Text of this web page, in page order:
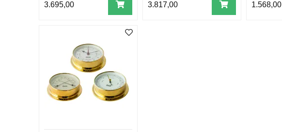
3.695,00 3.817,00 1.568,00